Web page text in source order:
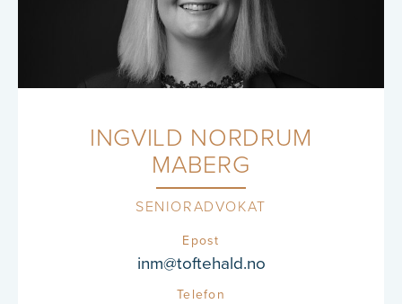
INGVILD NORDRUM
MABERG
SENIORADVOKAT
Epost
inm@toftehald.no
Telefon